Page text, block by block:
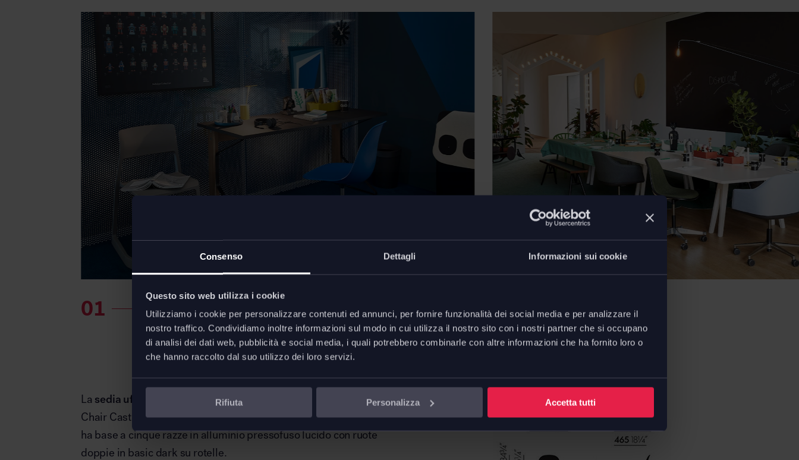
Consenso Dettagli Informazioni sui cookie
Questo sito web utilizza i cookie
Utilizziamo i cookie per personalizzare contenuti ed annunci, per fornire funzionalità dei social media e per analizzare il
nostro traffico. Condividiamo inoltre informazioni sul modo in cui utilizza il nostro sito con i nostri partner che si occupano
di analisi dei dati web, pubblicità e social media, i quali potrebbero combinarle con altre informazioni che ha fornito loro o
che hanno raccolto dal suo utilizzo dei loro servizi.
Rifiuta Personalizza Accetta tutti
La sedia ufficio Eames Plastic Side Chair PSCC
– Pivot Side
Chair Cast Base on Castors –sedia girevoleeregolabile in altezza,
ha base a cinque razze in alluminio pressofuso lucido con ruote
doppie in basic dark su rotelle.
Dimensioni